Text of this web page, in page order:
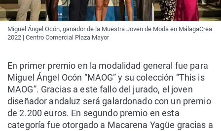
Miguel Ángel Ocón, ganador de la Muestra Joven de Moda en MálagaCrea
2022 | Centro Comercial Plaza Mayor
En primer premio en la modalidad general fue para
Miguel Ángel Ocón “MAOG” y su colección “This is
MAOG”. Gracias a este fallo del jurado, el joven
diseñador andaluz será galardonado con un premio
de 2.200 euros. En segundo premio en esta
categoría fue otorgado a Macarena Yagüe gracias a